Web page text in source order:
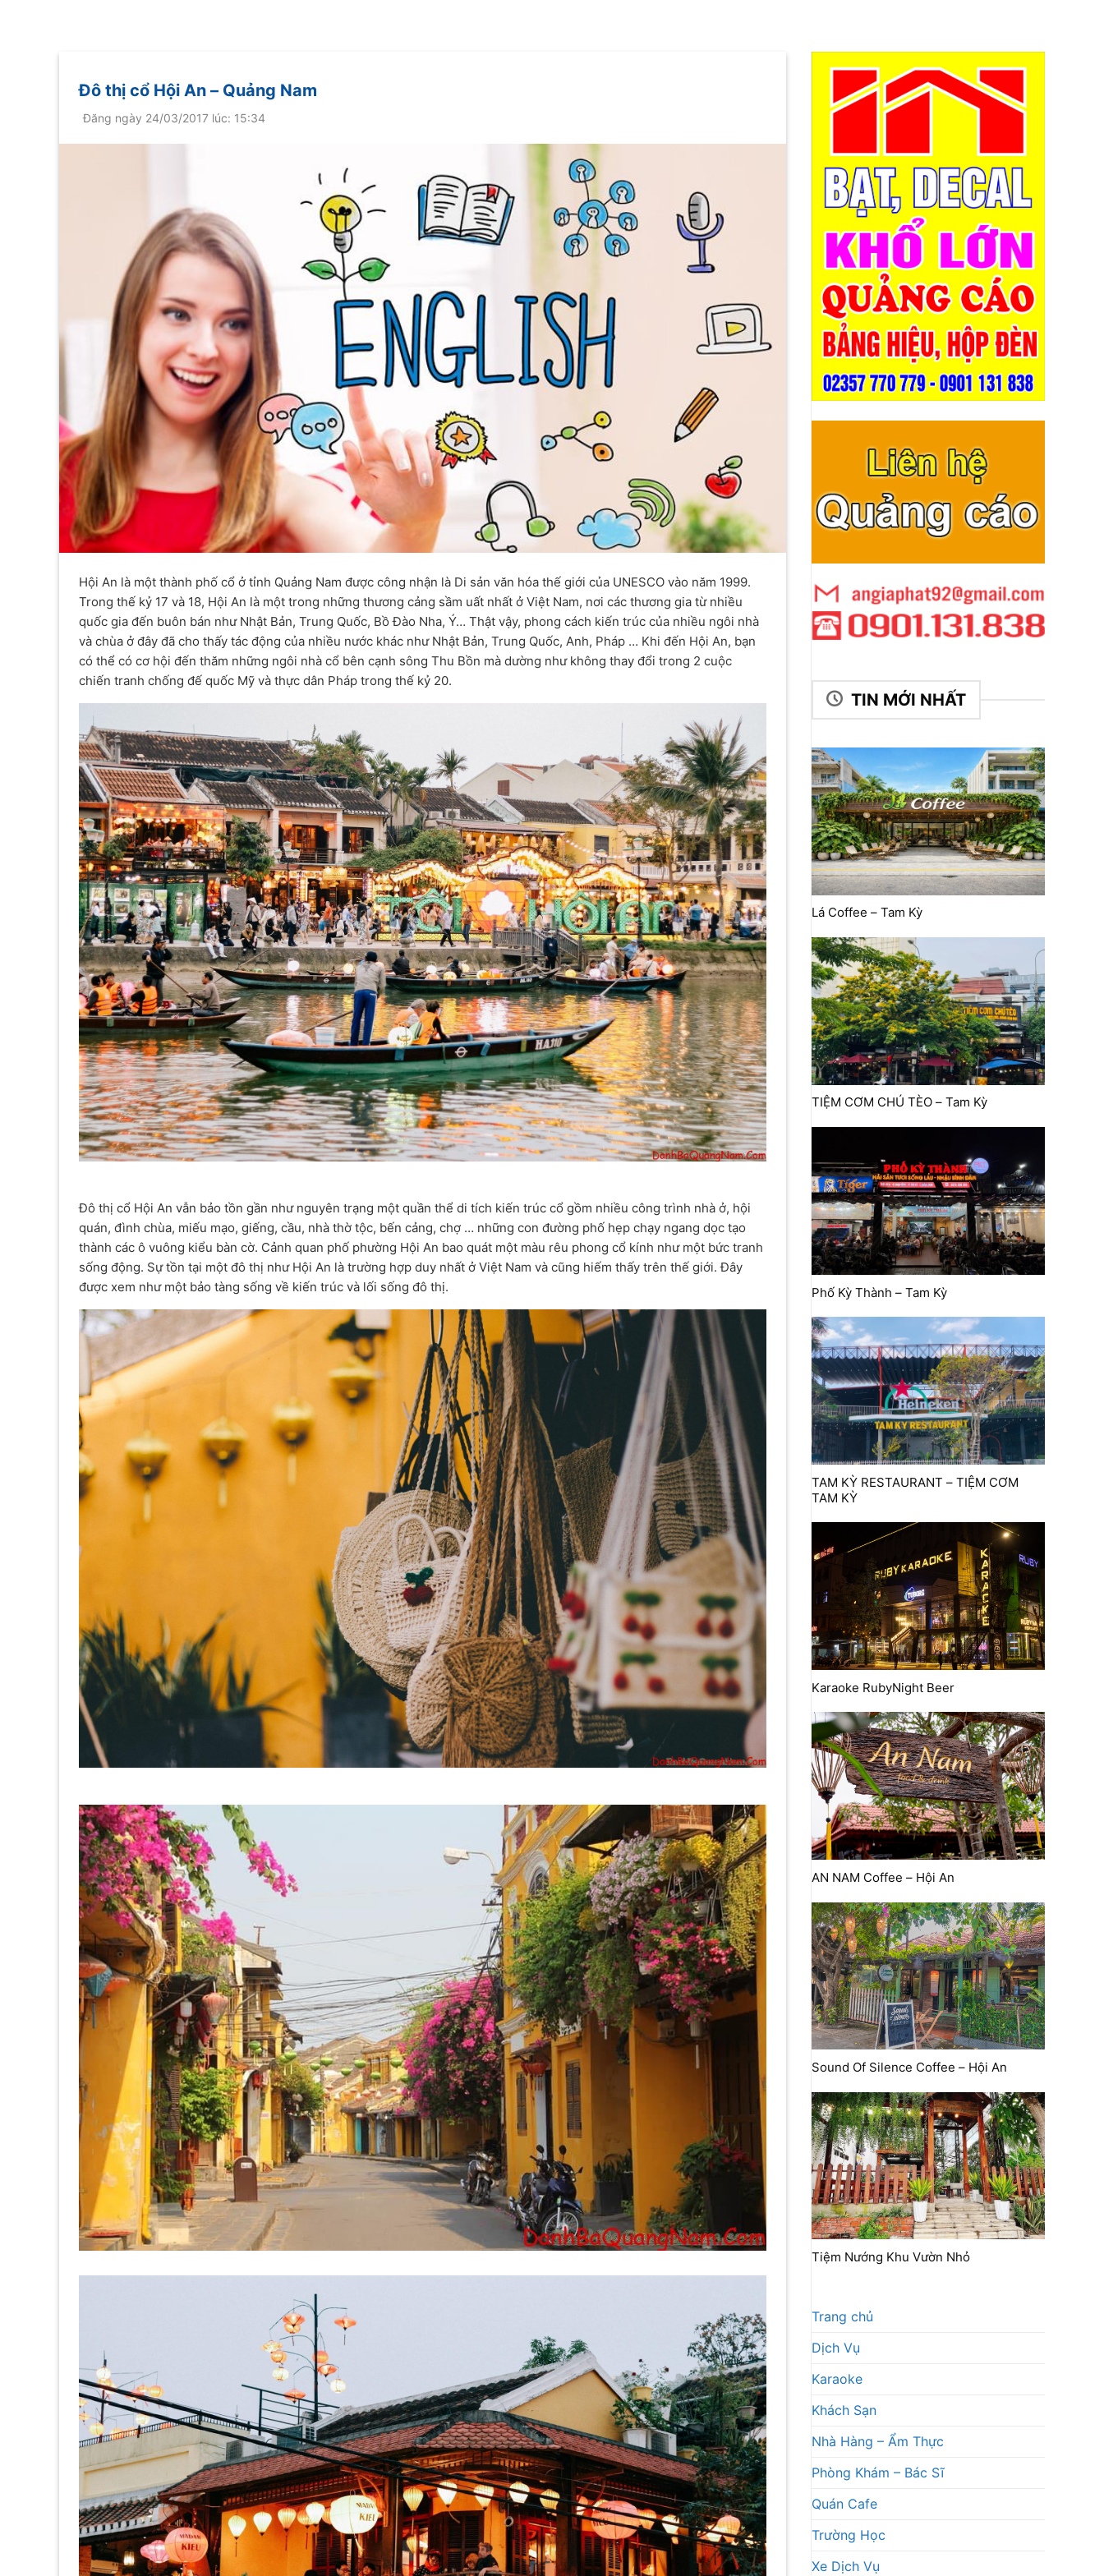
Đô thị cổ Hội An – Quảng Nam
Đăng ngày 24/03/2017 lúc: 15:34
Hội An là một thành phố cổ ở tỉnh Quảng Nam được công nhận là Di sản văn hóa thế giới của UNESCO vào năm 1999.
Trong thế kỷ 17 và 18, Hội An là một trong những thương cảng sầm uất nhất ở Việt Nam, nơi các thương gia từ nhiều
quốc gia đến buôn bán như Nhật Bản, Trung Quốc, Bồ Đào Nha, Ý… Thật vậy, phong cách kiến trúc của nhiều ngôi nhà
và chùa ở đây đã cho thấy tác động của nhiều nước khác như Nhật Bản, Trung Quốc, Anh, Pháp … Khi đến Hội An, bạn
có thể có cơ hội đến thăm những ngôi nhà cổ bên cạnh sông Thu Bồn mà dường như không thay đổi trong 2 cuộc
chiến tranh chống đế quốc Mỹ và thực dân Pháp trong thế kỷ 20.
Đô thị cổ Hội An vẫn bảo tồn gần như nguyên trạng một quần thể di tích kiến trúc cổ gồm nhiều công trình nhà ở, hội
quán, đình chùa, miếu mạo, giếng, cầu, nhà thờ tộc, bến cảng, chợ … những con đường phố hẹp chạy ngang dọc tạo
thành các ô vuông kiểu bàn cờ. Cảnh quan phố phường Hội An bao quát một màu rêu phong cổ kính như một bức tranh
sống động. Sự tồn tại một đô thị như Hội An là trường hợp duy nhất ở Việt Nam và cũng hiếm thấy trên thế giới. Đây
được xem như một bảo tàng sống về kiến trúc và lối sống đô thị.
TIN MỚI NHẤT
Lá Coffee – Tam Kỳ
TIỆM CƠM CHÚ TÈO – Tam Kỳ
Phố Kỳ Thành – Tam Kỳ
TAM KỲ RESTAURANT – TIỆM CƠM
TAM KỲ
Karaoke RubyNight Beer
AN NAM Coffee – Hội An
Sound Of Silence Coffee – Hội An
Tiệm Nướng Khu Vườn Nhỏ
Trang chủ
Dịch Vụ
Karaoke
Khách Sạn
Nhà Hàng – Ẩm Thực
Phòng Khám – Bác Sĩ
Quán Cafe
Trường Học
Xe Dịch Vụ